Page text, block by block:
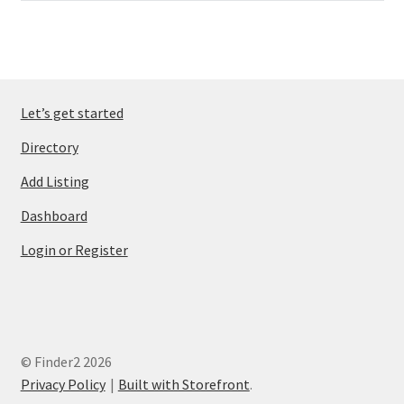
Let’s get started
Directory
Add Listing
Dashboard
Login or Register
© Finder2 2026
Privacy Policy
Built with Storefront.